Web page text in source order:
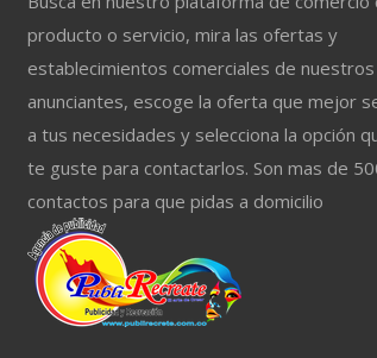
producto o servicio, mira las ofertas y
establecimientos comerciales de nuestros
anunciantes, escoge la oferta que mejor
a tus necesidades y selecciona la opción
te guste para contactarlos. Son mas de
contactos para que pidas a domicilio